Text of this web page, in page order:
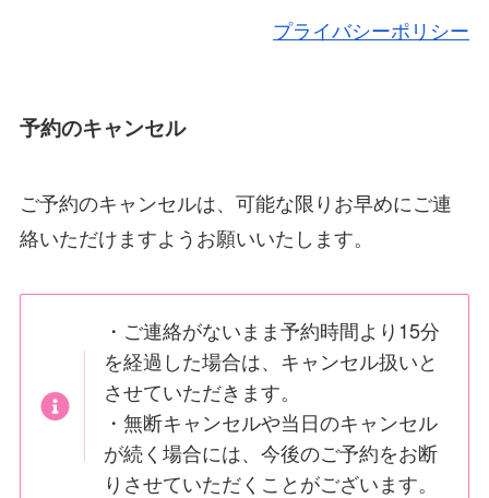
プライバシーポリシー
予約のキャンセル
ご予約のキャンセルは、可能な限りお早めにご連
絡いただけますようお願いいたします。
・ご連絡がないまま予約時間より15分
を経過した場合は、キャンセル扱いと
させていただきます。
・無断キャンセルや当日のキャンセル
が続く場合には、今後のご予約をお断
りさせていただくことがございます。